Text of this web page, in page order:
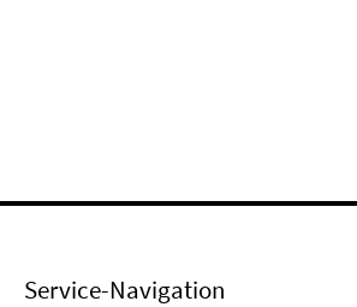
Service-Navigation